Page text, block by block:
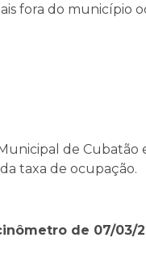
fora do município
Municipal de
taxa de ocupação.
de 07/03/